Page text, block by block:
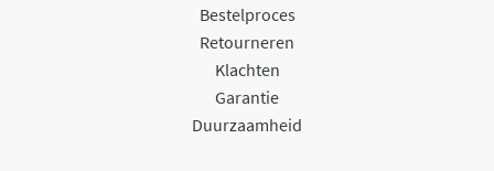
Bestelproces
Retourneren
Klachten
Garantie
Duurzaamheid